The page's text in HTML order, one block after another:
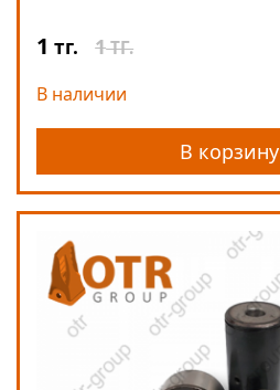
1 тг. 1ТГ.
В корзину
В наличии